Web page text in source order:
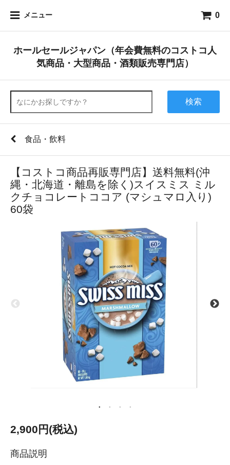
メニュー 0
ホールセールジャパン（年会費無料のコストコ人
気商品・大型商品・酒類販売専門店）
検索
食品・飲料
【コストコ商品再販専門店】送料無料(沖
縄・北海道・離島を除く)スイスミス ミル
クチョコレートココア (マシュマロ入り)
60袋
2,900円(税込)
商品説明